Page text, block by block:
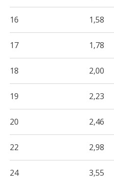
16 1,58
17 1,78
18 2,00
19 2,23
20 2,46
22 2,98
24 3,55